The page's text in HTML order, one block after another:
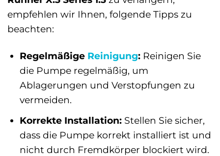
empfehlen wir Ihnen, folgende Tipps zu
beachten:
Regelmäßige Reinigung:Reinigen Sie
die Pumpe regelmäßig, um
Ablagerungen und Verstopfungen zu
vermeiden.
Korrekte Installation:Stellen Sie sicher,
dass die Pumpe korrekt installiert ist und
nicht durch Fremdkörper blockiert wird.